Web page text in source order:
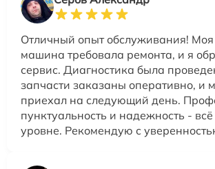
Отличный опыт обслуживания! Моя
машина требовала ремонта, и я
сервис. Диагностика была
запчасти заказаны оперативно, и
приехал на следующий день.
пунктуальность и надежность -
уровне. Рекомендую с